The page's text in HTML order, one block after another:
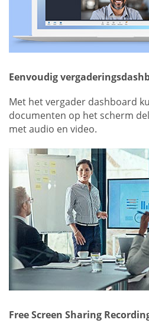
Eenvoudig
Met het vergader dashboard
documenten op het scherm
met audio en video.
Free Screen Sharing